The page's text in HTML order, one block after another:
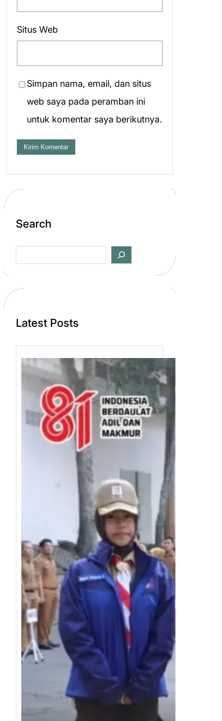
Situs Web
Simpan nama, email, dan situs
web saya pada peramban ini
untuk komentar saya berikutnya.
Search
h
Latest Posts